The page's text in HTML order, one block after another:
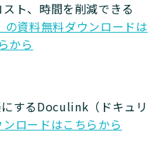
ト、時間を削減できる
資料無料ダウンロードは
から
するDoculink（ドキュリ
ロードはこちらから